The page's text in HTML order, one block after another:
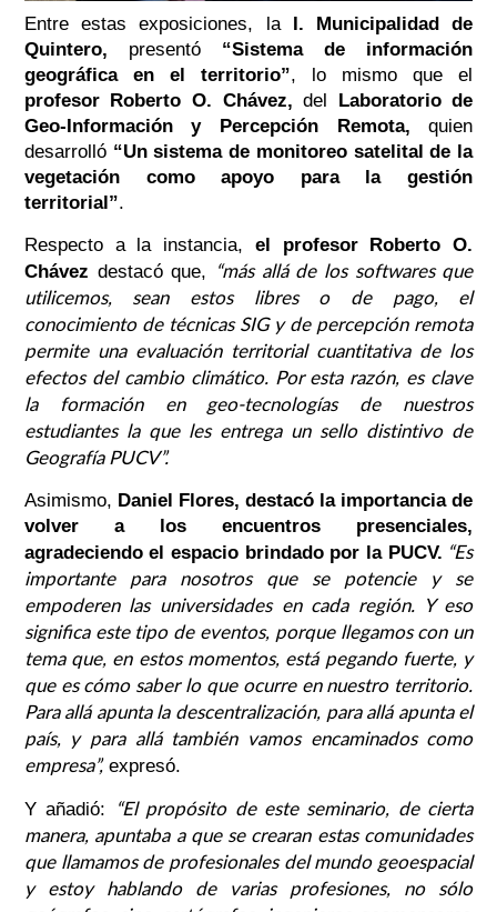
Entre estas exposiciones, la I. Municipalidad de
Quintero, presentó “Sistema de información
geográfica en el territorio”, lo mismo que el
profesor Roberto O. Chávez,del Laboratorio de
Geo-Información y Percepción Remota,quien
desarrolló“Un sistema de monitoreo satelital de la
vegetación como apoyo para la gestión
territorial”.
Respecto a la instancia, el profesor Roberto O.
Chávez destacó que,
“más allá de los softwares que
utilicemos, sean estos libres o de pago, el
conocimiento de técnicas SIG y de percepción remota
permite una evaluación territorial cuantitativa de los
efectos del cambio climático. Por esta razón, es clave
la formación en geo-tecnologías de nuestros
estudiantes la que les entrega un sello distintivo de
Geografía PUCV”.
Asimismo, Daniel Flores, destacó la importancia de
volver a los encuentros presenciales,
agradeciendo el espacio brindado por la PUCV. “Es
importante para nosotros que se potencie y se
empoderen las universidades en cada región. Y eso
significa este tipo de eventos, porque llegamos con un
tema que, en estos momentos, está pegando fuerte, y
que es cómo saber lo que ocurre en nuestro territorio.
Para allá apunta la descentralización, para allá apunta el
país, y para allá también vamos encaminados como
empresa”,expresó.
Y añadió:
“El propósito de este seminario, de cierta
manera, apuntaba a que se crearan estas comunidades
que llamamos de profesionales del mundo geoespacial
y estoy hablando de varias profesiones, no sólo